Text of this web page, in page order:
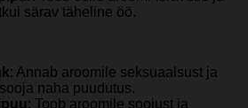
särav täheline öö.
: Annab aroomile seksuaalsust ja
naha puudutus.
: Toob aroomile soojust ja